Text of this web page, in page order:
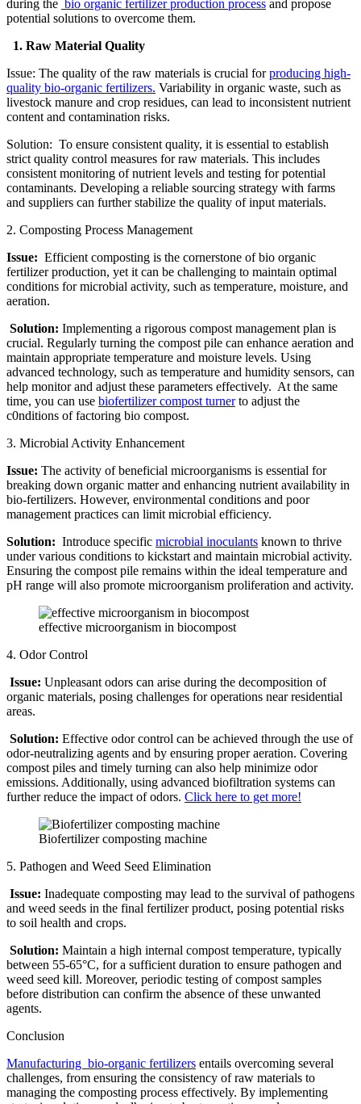
during the bio organic fertilizer production process and propose
potential solutions to overcome them.
1. Raw Material Quality
Issue: The quality of the raw materials is crucial forproducing high-
quality bio-organic fertilizers. Variability in organic waste, such as
livestock manure and crop residues, can lead to inconsistent nutrient
content and contamination risks.
Solution: To ensure consistent quality, it is essential to establish
strict quality control measures for raw materials. This includes
consistent monitoring of nutrient levels and testing for potential
contaminants. Developing a reliable sourcing strategy with farms
and suppliers can further stabilize the quality of input materials.
2. Composting Process Management
Issue: Efficient composting is the cornerstone of bio organic
fertilizer production, yet it can be challenging to maintain optimal
conditions for microbial activity, such as temperature, moisture, and
aeration.
Solution: Implementing a rigorous compost management plan is
crucial. Regularly turning the compost pile can enhance aeration and
maintain appropriate temperature and moisture levels. Using
advanced technology, such as temperature and humidity sensors, can
help monitor and adjust these parameters effectively. At the same
time, you can use biofertilizer compost turnerto adjust the
c0nditions of factoring bio compost.
3. Microbial Activity Enhancement
Issue: The activity of beneficial microorganisms is essential for
breaking down organic matter and enhancing nutrient availability in
bio-fertilizers. However, environmental conditions and poor
management practices can limit microbial efficiency.
Solution: Introduce specific microbial inoculants known to thrive
under various conditions to kickstart and maintain microbial activity.
Ensuring the compost pile remains within the ideal temperature and
pH range will also promote microorganism proliferation and activity.
effective microorganism in biocompost
4. Odor Control
Issue: Unpleasant odors can arise during the decomposition of
organic materials, posing challenges for operations near residential
areas.
Solution: Effective odor control can be achieved through the use of
odor-neutralizing agents and by ensuring proper aeration. Covering
compost piles and timely turning can also help minimize odor
emissions. Additionally, using advanced biofiltration systems can
further reduce the impact of odors. Click here to get more!
Biofertilizer composting machine
5. Pathogen and Weed Seed Elimination
Issue: Inadequate composting may lead to the survival of pathogens
and weed seeds in the final fertilizer product, posing potential risks
to soil health and crops.
Solution: Maintain a high internal compost temperature, typically
between 55-65°C, for a sufficient duration to ensure pathogen and
weed seed kill. Moreover, periodic testing of compost samples
before distribution can confirm the absence of these unwanted
agents.
Conclusion
Manufacturing bio-organic fertilizers entails overcoming several
challenges, from ensuring the consistency of raw materials to
managing the composting process effectively. By implementing